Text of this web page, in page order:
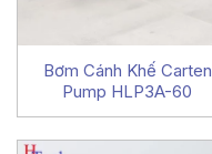
Bơm Cánh Khế Carten
Pump HLP3A-60